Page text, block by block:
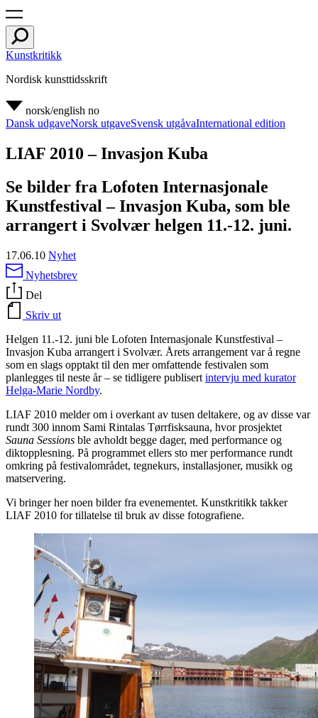
Kunstkritikk
Nordisk kunsttidsskrift
norsk/english no
Dansk udgaveNorsk utgaveSvensk utgåvaInternational edition
LIAF 2010 – Invasjon Kuba
Se bilder fra Lofoten Internasjonale
Kunstfestival – Invasjon Kuba, som ble
arrangert i Svolvær helgen 11.-12. juni.
17.06.10 Nyhet
Nyhetsbrev
Del
Skriv ut
Helgen 11.-12. juni ble Lofoten Internasjonale Kunstfestival –
Invasjon Kuba arrangert i Svolvær. Årets arrangement var å regne
som en slags opptakt til den mer omfattende festivalen som
planlegges til neste år – se tidligere publisert intervju med kurator
Helga-Marie Nordby.
LIAF 2010 melder om i overkant av tusen deltakere, og av disse var
rundt 300 innom Sami Rintalas Tørrfisksauna, hvor prosjektet
Sauna Sessions ble avholdt begge dager, med performance og
diktopplesning. På programmet ellers sto mer performance rundt
omkring på festivalområdet, tegnekurs, installasjoner, musikk og
matservering.
Vi bringer her noen bilder fra evenementet. Kunstkritikk takker
LIAF 2010 for tillatelse til bruk av disse fotografiene.